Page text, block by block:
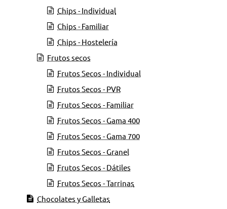
Chips - Individual
Chips - Familiar
Chips - Hostelería
Frutos secos
Frutos Secos - Individual
Frutos Secos - PVR
Frutos Secos - Familiar
Frutos Secos - Gama 400
Frutos Secos - Gama 700
Frutos Secos - Granel
Frutos Secos - Dátiles
Frutos Secos - Tarrinas
Chocolates y Galletas